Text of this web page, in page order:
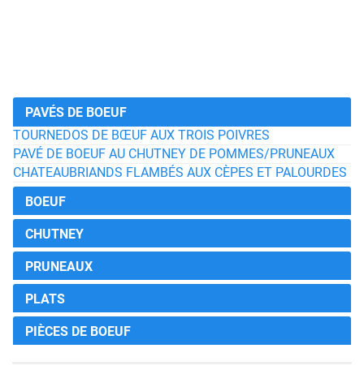
PAVÉS DE BOEUF
TOURNEDOS DE BŒUF AUX TROIS POIVRES
PAVÉ DE BOEUF AU CHUTNEY DE POMMES/PRUNEAUX
CHATEAUBRIANDS FLAMBÉS AUX CÈPES ET PALOURDES
BOEUF
CHUTNEY
PRUNEAUX
PLATS
PIÈCES DE BOEUF